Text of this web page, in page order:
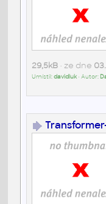
29,5kB• ze dne
Umístil:davidluk• Autor: